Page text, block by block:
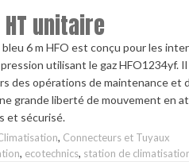
HT unitaire
6 m HFO est conçu pour les
utilisant le gaz HFO1234yf.
des opérations de maintenance et
grande liberté de mouvement en
et sécurisé.
, Connecteurs et Tuyaux
, ecotechnics, station de